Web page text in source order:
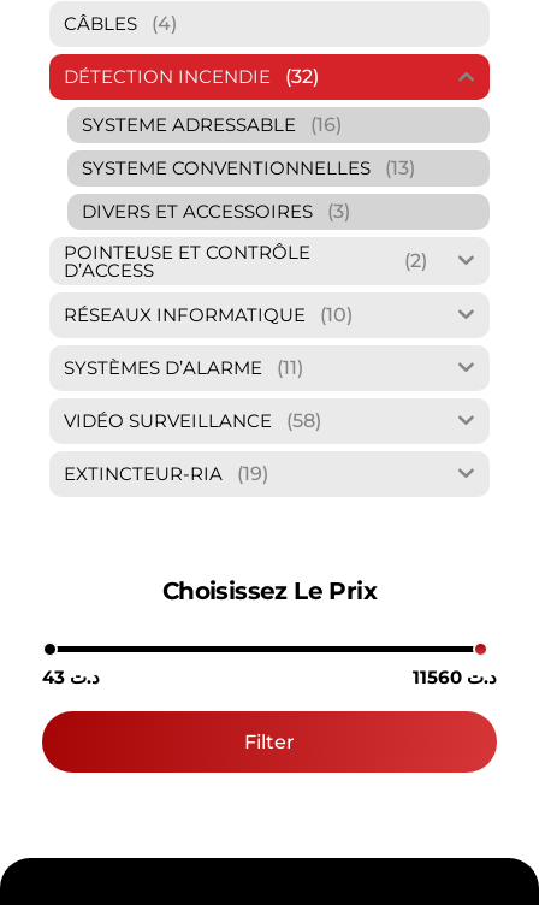
CÂBLES (4)
DÉTECTION INCENDIE (32)
SYSTEME ADRESSABLE
(16)
SYSTEME CONVENTIONNELLES
(13)
DIVERS ET ACCESSOIRES
(3)
POINTEUSE ET CONTRÔLE
D’ACCESS (2)
RÉSEAUX INFORMATIQUE (10)
SYSTÈMES D’ALARME (11)
VIDÉO SURVEILLANCE (58)
EXTINCTEUR-RIA (19)
Choisissez Le Prix
43 د.ت 11560 د.ت
Filter